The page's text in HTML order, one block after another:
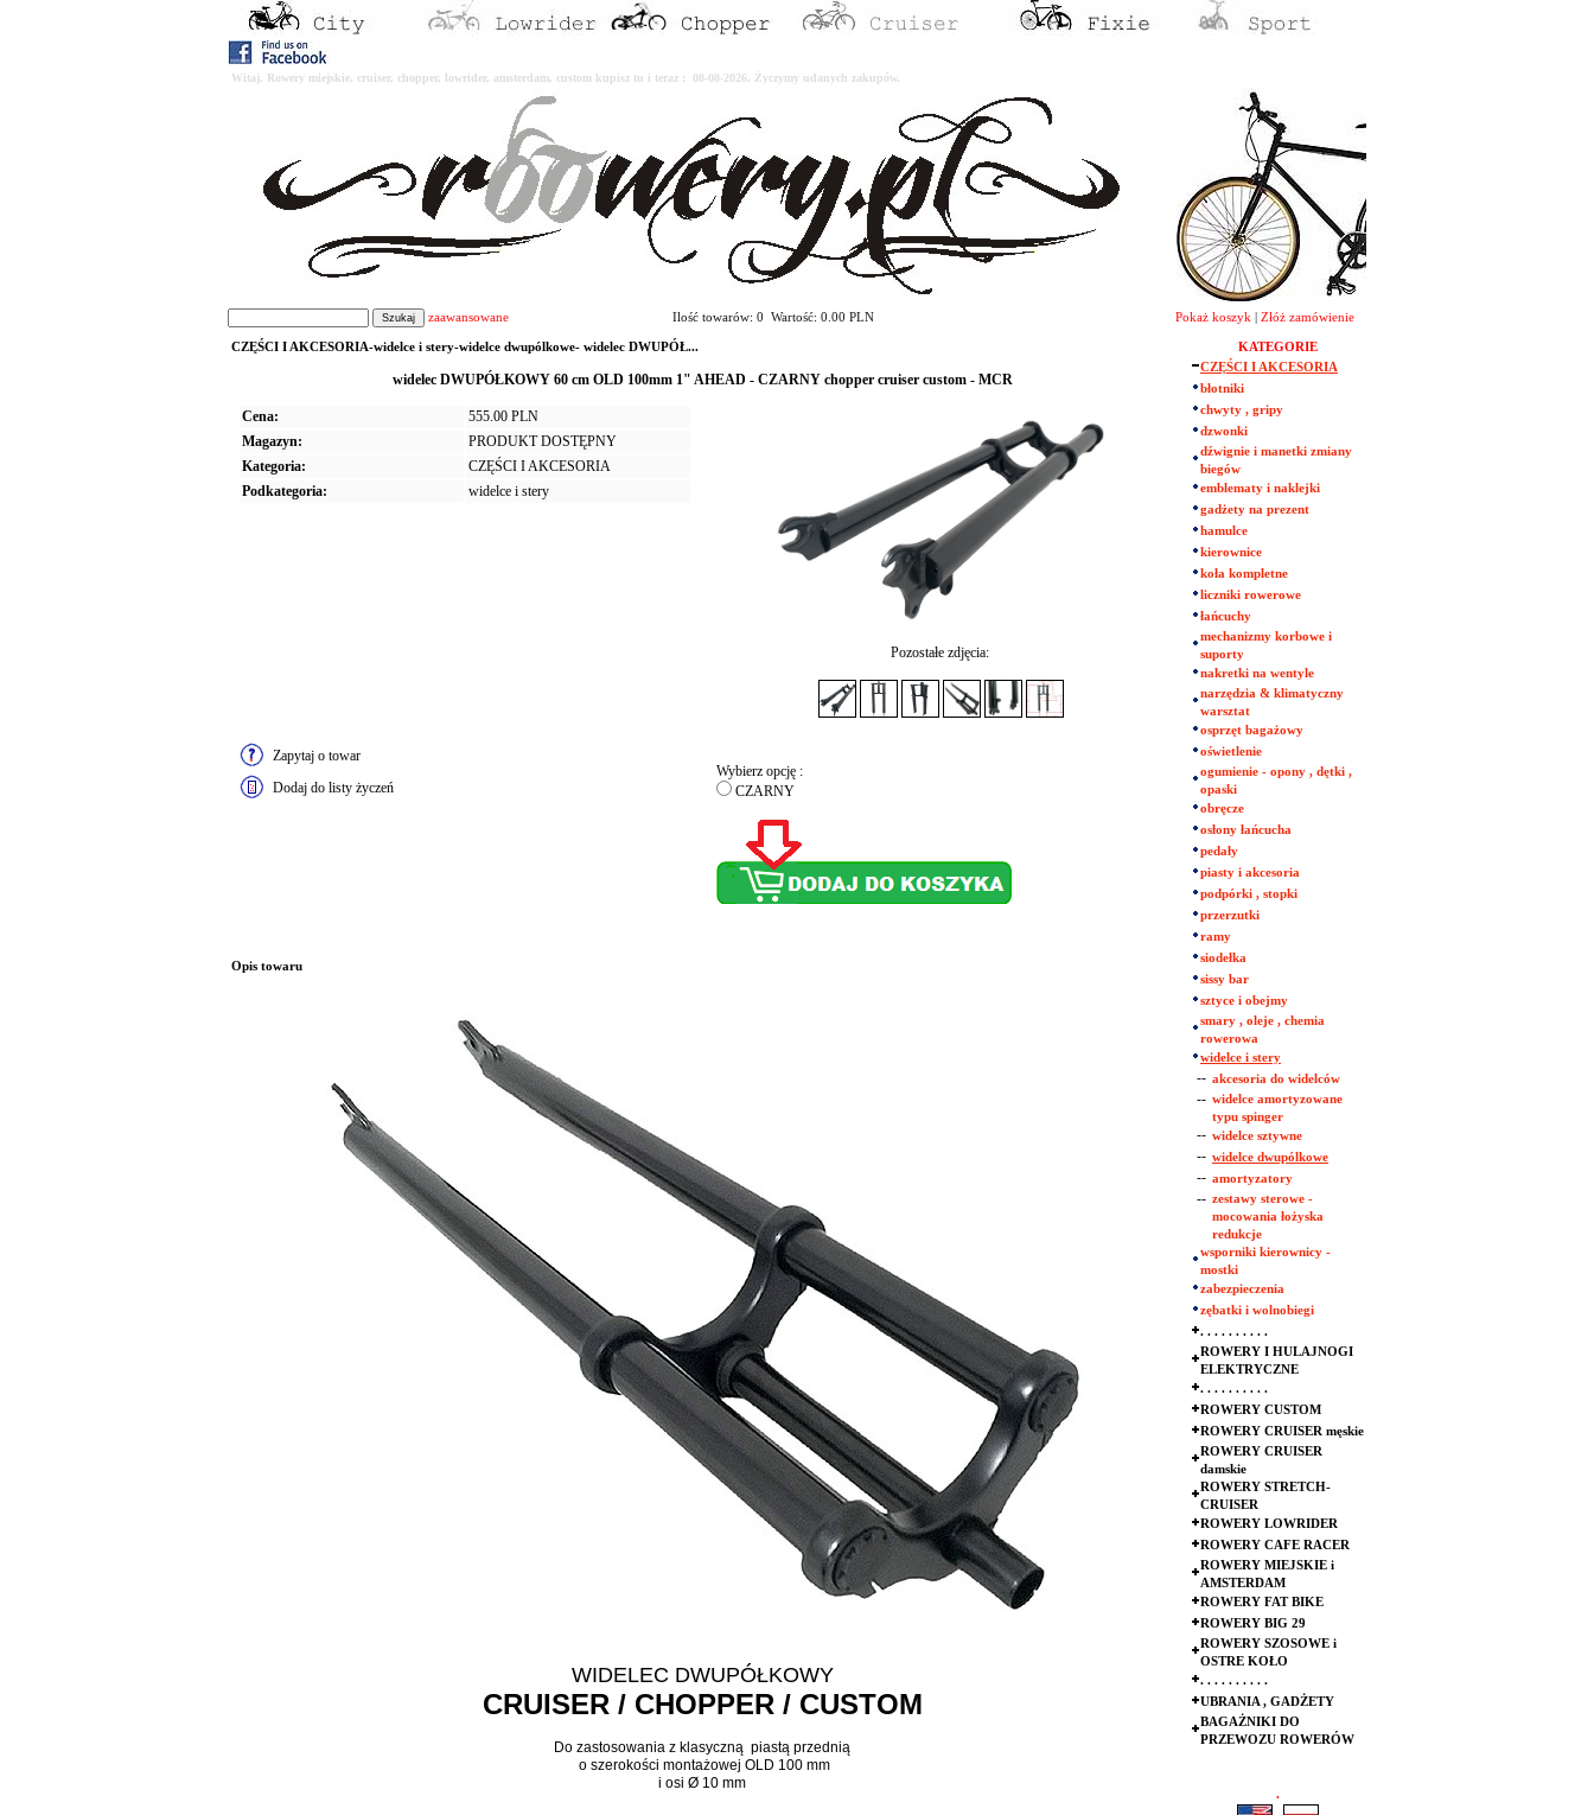
Witaj. Rowery miejskie, cruiser, chopper, lowrider, amsterdam, custom kupisz tu i teraz : 08-08-2026. Życzymy udanych zakupów.
zaawansowane Ilość towarów: 0 Wartość: 0.00 PLN Pokaż koszyk Złóż zamówienie
CZĘŚCI I AKCESORIA-widelce i stery-widelce dwupólkowe- widelec DWUPÓŁ...
widelec DWUPÓŁKOWY 60 cm OLD 100mm 1" AHEAD - CZARNY chopper cruiser custom - MCR
Cena:
555.00 PLN
Magazyn:
PRODUKT DOSTĘPNY
Kategoria:
CZĘŚCI I AKCESORIA
Podkategoria:
widelce i stery
Pozostałe zdjęcia:
Zapytaj o towar
Dodaj do listy życzeń
Wybierz opcję :
CZARNY
Opis towaru
WIDELEC DWUPÓŁKOWY
CRUISER / CHOPPER / CUSTOM
Do zastosowania z klasyczną piastą przednią
o szerokości montażowej OLD 100 mm
i osi Ø 10 mm
KATEGORIE
CZĘŚCI I AKCESORIA
błotniki
chwyty , gripy
dzwonki
dźwignie i manetki zmiany
biegów
emblematy i naklejki
gadżety na prezent
hamulce
kierownice
koła kompletne
liczniki rowerowe
łańcuchy
mechanizmy korbowe i
suporty
nakretki na wentyle
narzędzia & klimatyczny
warsztat
osprzęt bagażowy
oświetlenie
ogumienie - opony , dętki ,
opaski
obręcze
osłony łańcucha
pedały
piasty i akcesoria
podpórki , stopki
przerzutki
ramy
siodełka
sissy bar
sztyce i obejmy
smary , oleje , chemia
rowerowa
widelce i stery
-- akcesoria do widelców
-- widelce amortyzowane
typu spinger
-- widelce sztywne
-- widelce dwupólkowe
-- amortyzatory
-- zestawy sterowe -
mocowania łożyska
redukcje
wsporniki kierownicy -
mostki
zabezpieczenia
zębatki i wolnobiegi
. . . . . . . . . .
ROWERY I HULAJNOGI
ELEKTRYCZNE
. . . . . . . . . .
ROWERY CUSTOM
ROWERY CRUISER męskie
ROWERY CRUISER
damskie
ROWERY STRETCH-
CRUISER
ROWERY LOWRIDER
ROWERY CAFE RACER
ROWERY MIEJSKIE i
AMSTERDAM
ROWERY FAT BIKE
ROWERY BIG 29
ROWERY SZOSOWE i
OSTRE KOŁO
. . . . . . . . . .
UBRANIA , GADŻETY
BAGAŻNIKI DO
PRZEWOZU ROWERÓW
.